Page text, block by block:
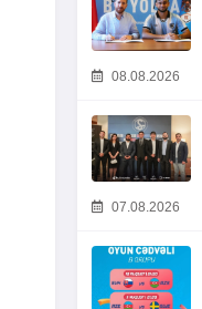
08.08.2026
07.08.2026